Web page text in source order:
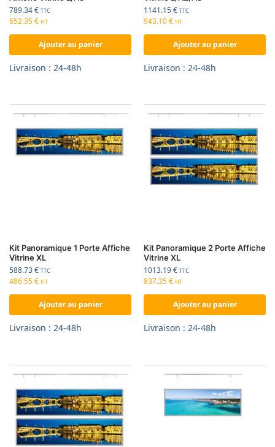
789.34€ TTC
652.35€ HT
Ajouter au panier
Livraison : 24-48h
1141.15€ TTC
943.10€ HT
Ajouter au panier
Livraison : 24-48h
Kit Panoramique 1 Porte Affiche
Vitrine XL
588.73€ TTC
486.55€ HT
Ajouter au panier
Livraison : 24-48h
Kit Panoramique 2 Porte Affiche
Vitrine XL
1013.19€ TTC
837.35€ HT
Ajouter au panier
Livraison : 24-48h